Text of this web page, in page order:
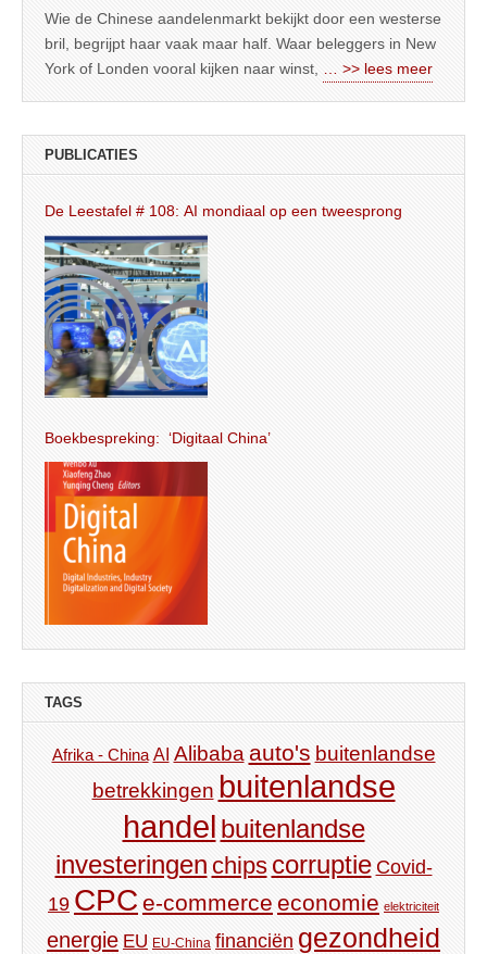
Wie de Chinese aandelenmarkt bekijkt door een westerse
bril, begrijpt haar vaak maar half. Waar beleggers in New
York of Londen vooral kijken naar winst, … >> lees meer
PUBLICATIES
De Leestafel # 108: AI mondiaal op een tweesprong
Boekbespreking: ‘Digitaal China’
TAGS
Afrika - China AI Alibaba auto's buitenlandse
betrekkingen buitenlandse
handel buitenlandse
investeringen chips corruptie Covid-
19 CPC e-commerce economie elektriciteit
energie EU EU-China financiën gezondheid